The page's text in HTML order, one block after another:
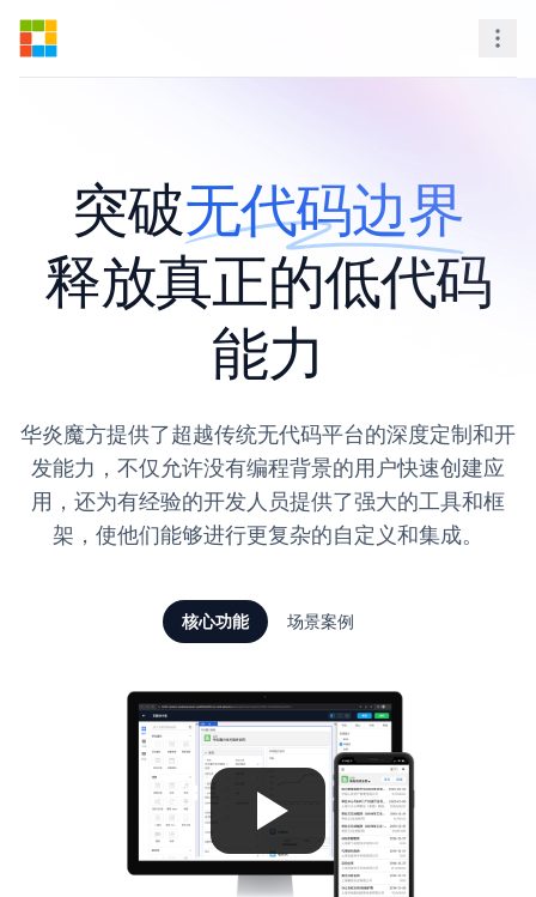
Steedos Platform
突破无代码边界
释放真正的低代码
能力
华炎魔方提供了超越传统无代码平台的深度定制和开
发能力，不仅允许没有编程背景的用户快速创建应
用，还为有经验的开发人员提供了强大的工具和框
架，使他们能够进行更复杂的自定义和集成。
核心功能 场景案例